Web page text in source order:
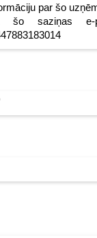
par šo
šo saziņas e-